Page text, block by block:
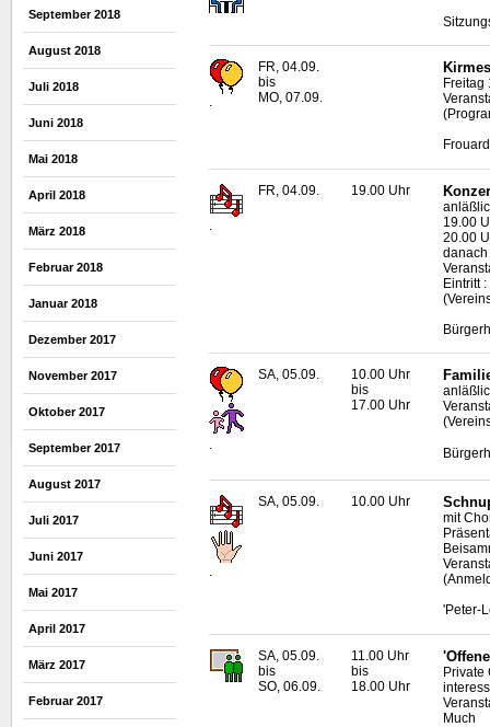
September 2018
August 2018
Juli 2018
Juni 2018
Mai 2018
April 2018
März 2018
Februar 2018
Januar 2018
Dezember 2017
November 2017
Oktober 2017
September 2017
August 2017
Juli 2017
Juni 2017
Mai 2017
April 2017
März 2017
Februar 2017
.
FR, 04.09.
bis
MO, 07.09.
Freitag
FR, 04.09. 19.00 Uhr
19.00
20.00
danach
Eintritt
.
SA, 05.09.
10.00 Uhr
bis
17.00 Uhr
.
SA, 05.09. 10.00 Uhr
mit
'Peter-
SA, 05.09.
bis
SO, 06.09.
11.00 Uhr
bis
18.00 Uhr
Private
Much